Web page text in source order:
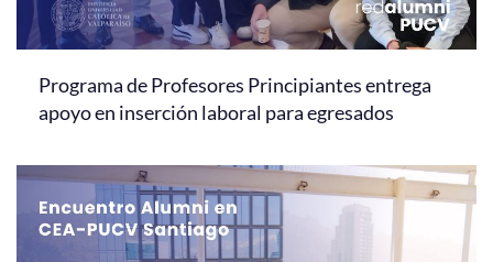
Programa de Profesores Principiantes entrega
apoyo en inserción laboral para egresados